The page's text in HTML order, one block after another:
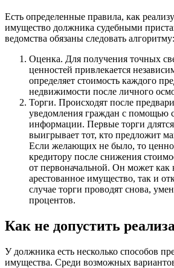
Есть определенные правила, как
имущество должника судебными
ведомства обязаны следовать алгоритму:
Оценка. Для получения точных
ценностей привлекается
определяет стоимость каждого
недвижимости после личного
Торги. Происходят после
уведомления граждан с помощью
информации. Первые торги
выигрывает тот, кто предложит
Если желающих не было, то
кредитору после снижения
от первоначальной. Он может как
арестованное имущество, так и
случае торги проводят снова,
процентов.
Как не допустить
У должника есть несколько способов
имущества. Среди возможных